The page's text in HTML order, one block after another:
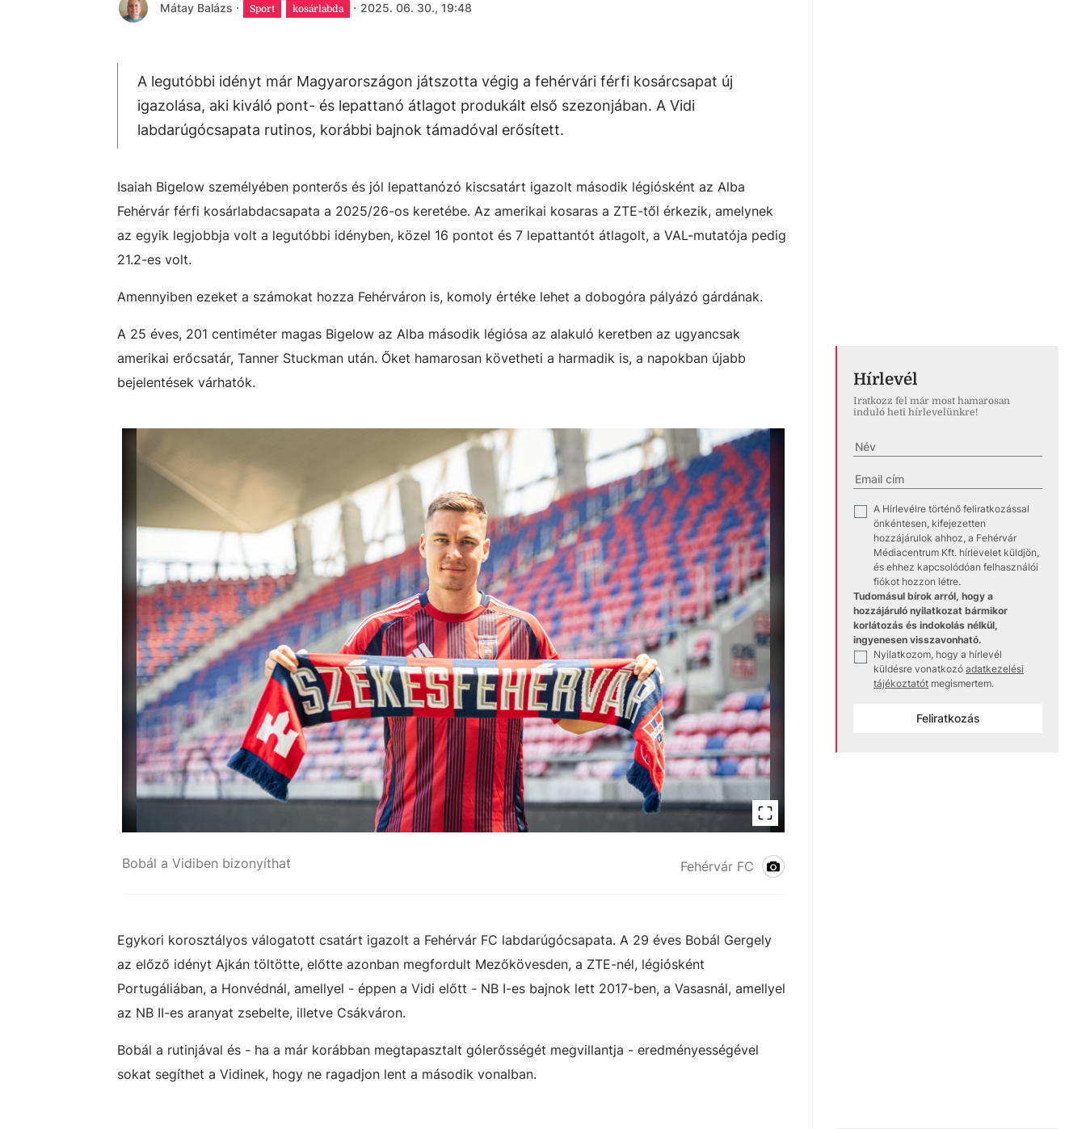
Mátay Balázs · Sport kosárlabda · 2025. 06. 30., 19:48
A legutóbbi idényt már Magyarországon játszotta végig a fehérvári férfi kosárcsapat új
igazolása, aki kiváló pont- és lepattanó átlagot produkált első szezonjában. A Vidi
labdarúgócsapata rutinos, korábbi bajnok támadóval erősített.
Isaiah Bigelow személyében ponterős és jól lepattanózó kiscsatárt igazolt második légiósként az Alba
Fehérvár férfi kosárlabdacsapata a 2025/26-os keretébe. Az amerikai kosaras a ZTE-től érkezik, amelynek
az egyik legjobbja volt a legutóbbi idényben, közel 16 pontot és 7 lepattantót átlagolt, a VAL-mutatója pedig
21.2-es volt.
Amennyiben ezeket a számokat hozza Fehérváron is, komoly értéke lehet a dobogóra pályázó gárdának.
A 25 éves, 201 centiméter magas Bigelow az Alba második légiósa az alakuló keretben az ugyancsak
amerikai erőcsatár, Tanner Stuckman után. Őket hamarosan követheti a harmadik is, a napokban újabb
bejelentések várhatók.
Bobál a Vidiben bizonyíthat Fehérvár FC
Egykori korosztályos válogatott csatárt igazolt a Fehérvár FC labdarúgócsapata. A 29 éves Bobál Gergely
az előző idényt Ajkán töltötte, előtte azonban megfordult Mezőkövesden, a ZTE-nél, légiósként
Portugáliában, a Honvédnál, amellyel - éppen a Vidi előtt - NB I-es bajnok lett 2017-ben, a Vasasnál, amellyel
az NB II-es aranyat zsebelte, illetve Csákváron.
Bobál a rutinjával és - ha a már korábban megtapasztalt gólerősségét megvillantja - eredményességével
sokat segíthet a Vidinek, hogy ne ragadjon lent a második vonalban.
Hírlevél
Iratkozz fel már most hamarosan
induló heti hírlevelünkre!
✓
A Hírlevélre történő feliratkozással
önkéntesen, kifejezetten
hozzájárulok ahhoz, a Fehérvár
Médiacentrum Kft. hírlevelet küldjön,
és ehhez kapcsolódóan felhasználói
fiókot hozzon létre.
Tudomásul bírok arról, hogy a
hozzájáruló nyilatkozat bármikor
korlátozás és indokolás nélkül,
ingyenesen visszavonható.
✓
Nyilatkozom, hogy a hírlevél
küldésre vonatkozó adatkezelési
tájékoztatót megismertem.
Feliratkozás